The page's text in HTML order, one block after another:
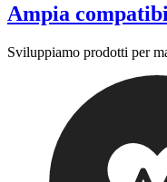
Ampia
Sviluppiamo prodotti per